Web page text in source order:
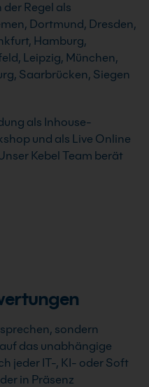
Regel als
Dortmund, Dresden,
Hamburg,
Leipzig, München,
Saarbrücken, Siegen
als Inhouse-
und als Live Online
Kebel Team berät
sondern
das unabhängige
jeder IT-, KI- oder Soft
in Präsenz